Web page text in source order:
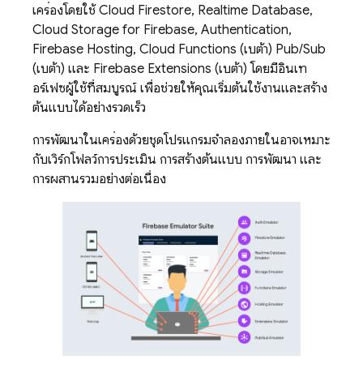
เครื่องโดยใช้ Cloud Firestore, Realtime Database,
Cloud Storage for Firebase, Authentication,
Firebase Hosting, Cloud Functions (เบต้า) Pub/Sub
(เบต้า) และ Firebase Extensions (เบต้า) โดยมีอินเท
อร์เฟซผู้ใช้ที่สมบูรณ์ เพื่อช่วยให้คุณเริ่มต้นใช้งานและสร้าง
ต้นแบบได้อย่างรวดเร็ว
การพัฒนาในเครื่องด้วยชุดโปรแกรมจำลองภายในอาจเหมาะ
กับเวิร์กโฟลว์การประเมิน การสร้างต้นแบบ การพัฒนา และ
การผสานรวมอย่างต่อเนื่อง